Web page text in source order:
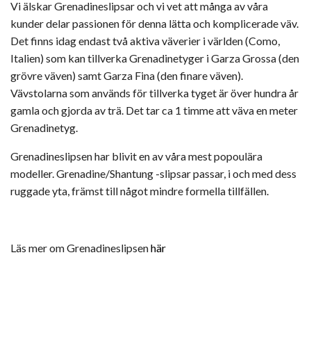
Vi älskar Grenadineslipsar och vi vet att många av våra
kunder delar passionen för denna lätta och komplicerade väv.
Det finns idag endast två aktiva väverier i världen (Como,
Italien) som kan tillverka Grenadinetyger i Garza Grossa (den
grövre väven) samt Garza Fina (den finare väven).
Vävstolarna som används för tillverka tyget är över hundra år
gamla och gjorda av trä. Det tar ca 1 timme att väva en meter
Grenadinetyg.
Grenadineslipsen har blivit en av våra mest popoulära
modeller. Grenadine/Shantung -slipsar passar, i och med dess
ruggade yta, främst till något mindre formella tillfällen.
Läs mer om Grenadineslipsenhär